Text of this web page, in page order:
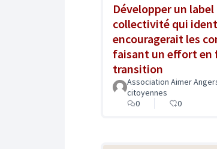
Développer un
collectivité qui
encouragerait les
faisant un effort en
transition
Association Aimer
citoyennes
0
0